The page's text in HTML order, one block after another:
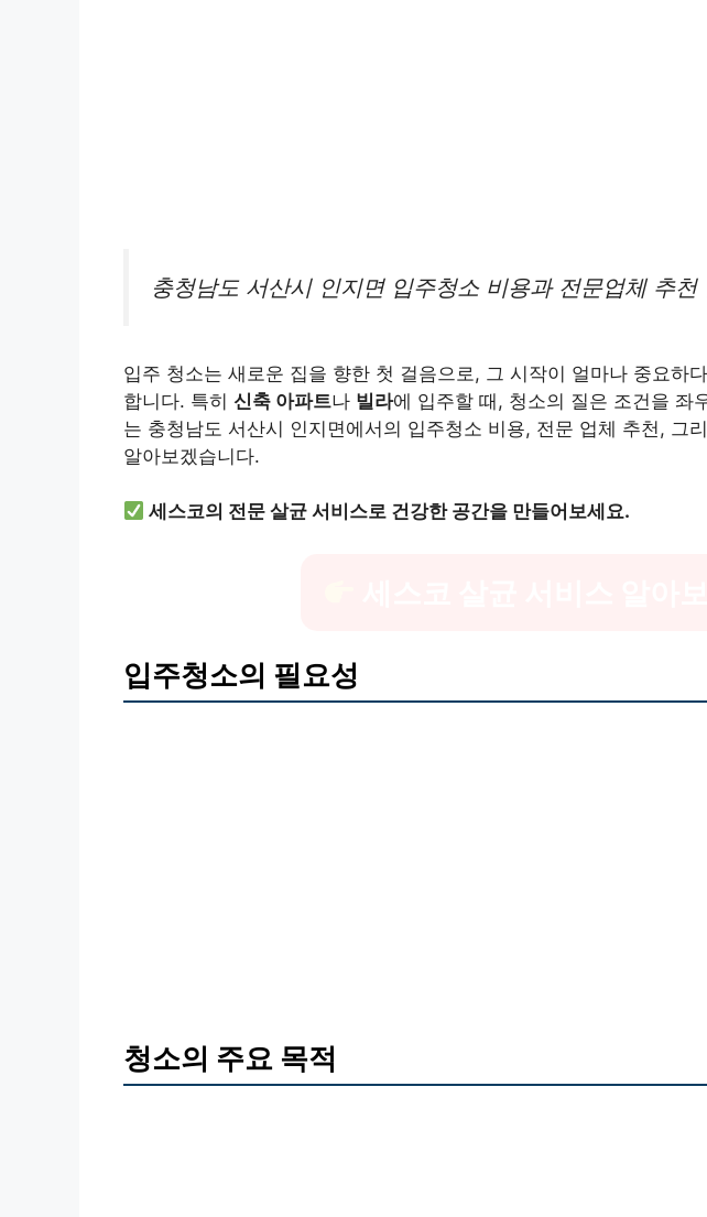
충청남도 서산시 인지면 입주청소 비용과 전문업체 추천
입주 청소는 새로운 집을 향한 첫 걸음으로, 그 시작이 얼마나 중요하
합니다. 특히 신축 아파트나 빌라에 입주할 때, 청소의 질은 조건을 좌
는 충청남도 서산시 인지면에서의 입주청소 비용, 전문 업체 추천, 그
알아보겠습니다.
세스코의 전문 살균 서비스로 건강한 공간을 만들어보세요.
입주청소의 필요성
청소의 주요 목적